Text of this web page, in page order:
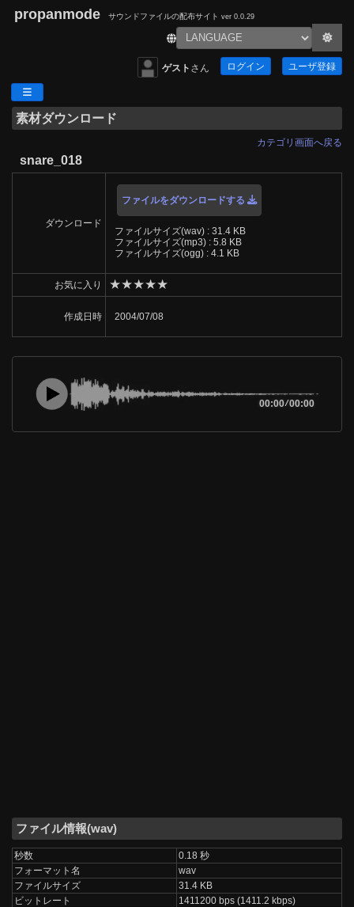
propanmode サウンドファイルの配布サイト ver 0.0.29
ゲスト さん ログイン ユーザ登録
素材ダウンロード
カテゴリ画面へ戻る
snare_018
ダウンロード
ファイルをダウンロードする
ファイルサイズ(wav) : 31.4 KB
ファイルサイズ(mp3) : 5.8 KB
ファイルサイズ(ogg) : 4.1 KB
お気に入り ★★★★★
作成日時 2004/07/08
00:00/00:00
ファイル情報(wav)
秒数
0.18 秒
フォーマット名
wav
ファイルサイズ
31.4 KB
ビットレート
1411200 bps (1411.2 kbps)